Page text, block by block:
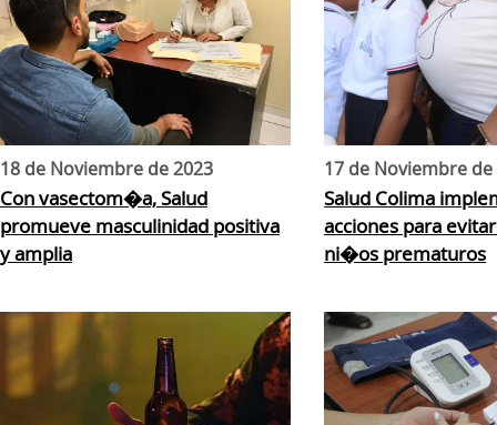
18 de Noviembre de 2023
Con vasectom�a, Salud
promueve masculinidad positiva
y amplia
17 de Noviembre de
Salud Colima
acciones para
ni�os prematuros